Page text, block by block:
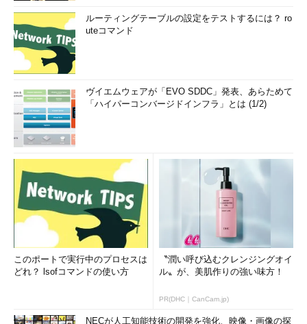
ルーティングテーブルの設定をテストするには？ ro
uteコマンド
ヴイエムウェアが「EVO SDDC」発表、あらためて
「ハイパーコンバージドインフラ」とは (1/2)
このポートで実行中のプロセスは
どれ？ lsofコマンドの使い方
〝潤い呼び込むクレンジングオイ
ル〟が、美肌作りの強い味方！
PR(DHC｜CanCam.jp)
NECが人工知能技術の開発を強化、映像・画像の探